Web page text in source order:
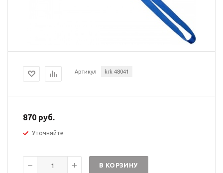
Артикул krk 48041
870 руб.
Уточняйте
В КОРЗИНУ